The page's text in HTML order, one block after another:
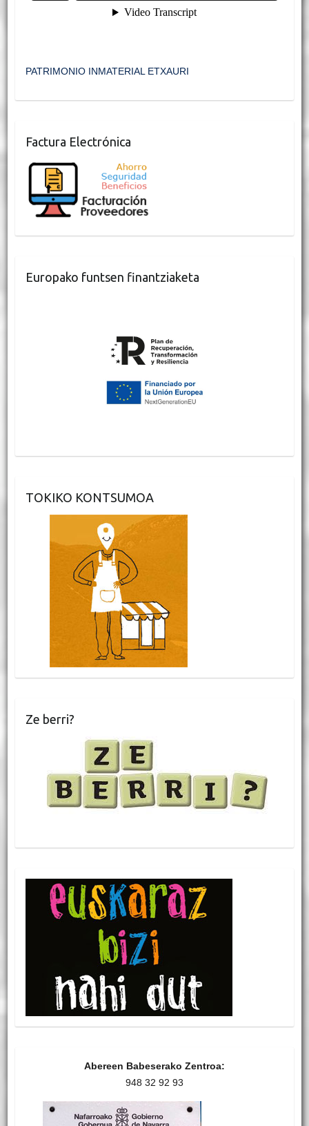
PATRIMONIO INMATERIAL ETXAURI
Factura Electrónica
Europako funtsen finantziaketa
TOKIKO KONTSUMOA
Ze berri?
Abereen Babeserako Zentroa:
948 32 92 93